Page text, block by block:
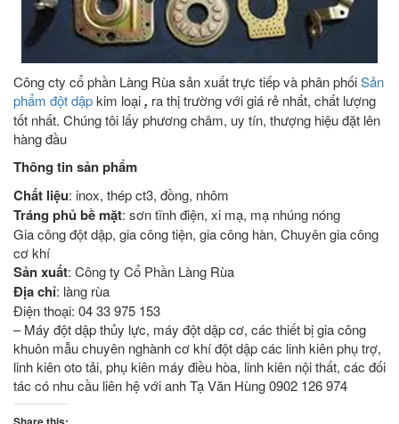
Công cty cổ phần Làng Rùa sản xuất trực tiếp và phân phốiSản
phẩm đột dậpkim loại, ra thị trường với giá rẻ nhất, chất lượng
tốt nhất. Chúng tôi lấy phương châm, uy tín, thượng hiệu đặt lên
hàng đầu
Thông tin sản phẩm
Chất liệu: inox, thép ct3, đồng, nhôm
Tráng phủ bề mặt: sơn tĩnh điện, xi mạ, mạ nhúng nóng
Gia công đột dập, gia công tiện, gia công hàn, Chuyên gia công
cơ khí
Sản xuất: Công ty Cổ Phần Làng Rùa
Địa chỉ: làng rùa
Điện thoại: 04 33 975 153
– Máy đột dập thủy lực, máy đột dập cơ, các thiết bị gia công
khuôn mẫu chuyên nghành cơ khí đột dập các linh kiên phụ trợ,
linh kiên oto tải, phụ kiên máy điều hòa, linh kiên nội thất, các đối
tác có nhu cầu liên hệ với anh Tạ Văn Hùng 0902 126 974